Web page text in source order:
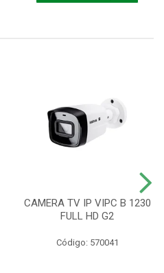
CAMERA TV IP VIPC B 1230
FULL HD G2
Código: 570041